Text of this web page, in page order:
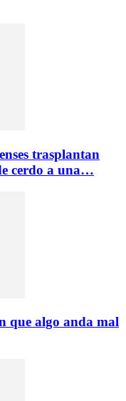
trasplantan
cerdo a una…
que algo anda mal